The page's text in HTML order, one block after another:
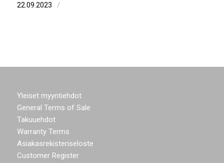
22.09.2023 /
Yleiset myyntiehdot
General Terms of Sale
Takuuehdot
Warranty Terms
Asiakasrekisteriseloste
Customer Register